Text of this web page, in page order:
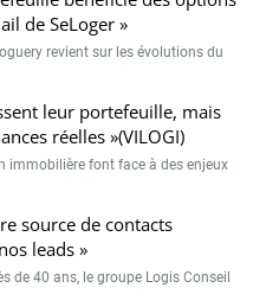
de SeLoger »
revient sur les évolutions du
leur portefeuille, mais
réelles »(VILOGI)
immobilière font face à des enjeux
source de contacts
leads »
de 40 ans, le groupe Logis Conseil